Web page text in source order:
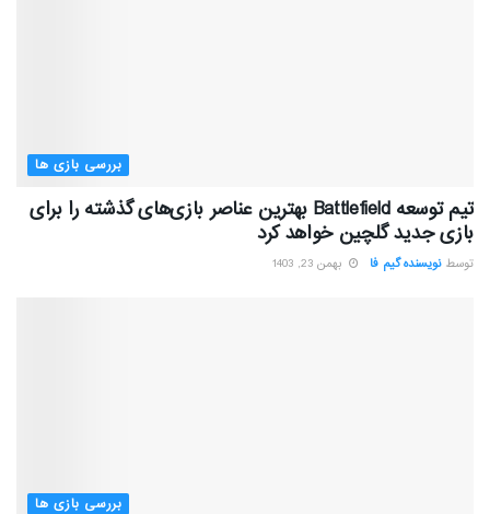
بررسی بازی ها
تیم توسعه Battlefield بهترین عناصر بازی‌های گذشته را برای
بازی جدید گلچین خواهد کرد
توسط نویسنده گیم فا بهمن 23, 1403
بررسی بازی ها